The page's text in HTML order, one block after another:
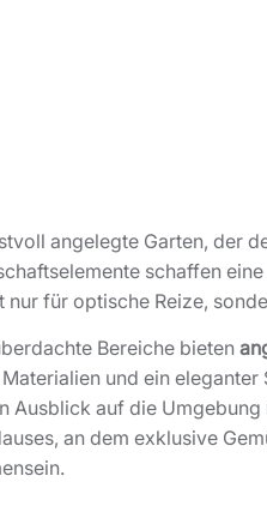
angelegte Garten, der
schaffen
nur für optische Reize,
Bereiche bieten
Materialien und ein
Ausblick auf die
an dem exklusive